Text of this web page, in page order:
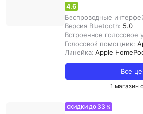
4.6
Беспроводные
Версия Bluetooth: 5.0
Встроенное голосовое
Голосовой помощник:
Линейка: Apple
Все
1 магазин с
СКИДКИ ДО 33 %